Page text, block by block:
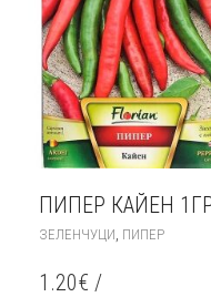
ПИПЕР КАЙЕН
ЗЕЛЕНЧУЦИ ПИПЕР
1.20€ /